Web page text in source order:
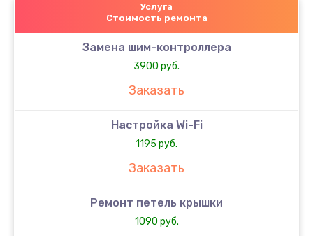
Услуга
Стоимость ремонта
Замена шим-контроллера
3900 руб.
Заказать
Настройка Wi-Fi
1195 руб.
Заказать
Ремонт петель крышки
1090 руб.